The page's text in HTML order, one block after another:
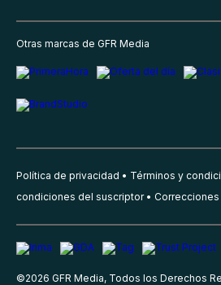
Otras marcas de GFR Media
Política de privacidad Términos y
condiciones del suscriptor
Correcciones
©2026 GFR Media, Todos los Derechos